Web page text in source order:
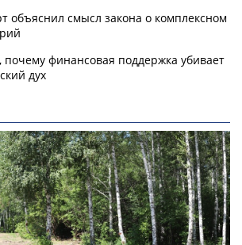
объяснил смысл закона о комплексном
почему финансовая поддержка убивает
дух